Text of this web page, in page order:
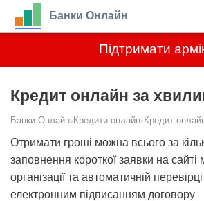
Підтримати
Банки Онлайн
Кредит онлайн за
Банки Онлайн› Кредити онлайн› Кредит
Отримати гроші можна всього за
заповнення короткої заявки на сайті
організації та автоматичній
електронним підписанням договору